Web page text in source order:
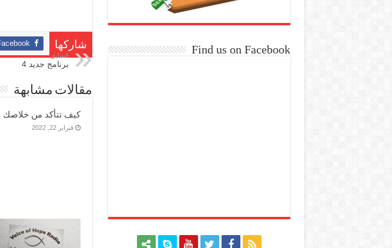
شاركها
السابق
برنامج جديد 4
مقالات مشابهة
كيف تتأكد من خلاصك
فبراير 22, 2022
Find us on Facebook